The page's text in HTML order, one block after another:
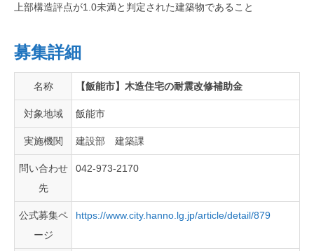
上部構造評点が1.0未満と判定された建築物であること
募集詳細
名称 【飯能市】木造住宅の耐震改修補助金
対象地域 飯能市
実施機関 建設部 建築課
問い合わせ
先
042-973-2170
公式募集ペ
ージ
https://www.city.hanno.lg.jp/article/detail/879